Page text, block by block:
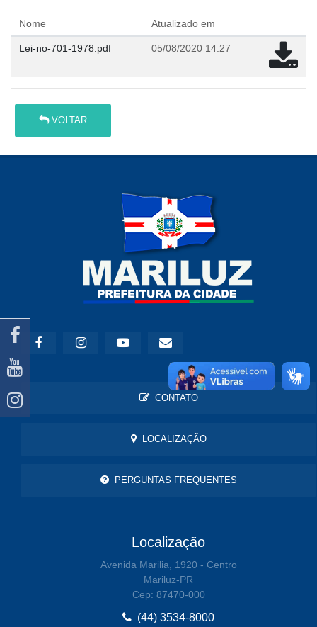
Nome Atualizado em
Lei-no-701-1978.pdf 05/08/2020 14:27
VOLTAR
CONTATO
LOCALIZAÇÃO
PERGUNTAS FREQUENTES
Localização
Avenida Marilia, 1920 - Centro
Mariluz-PR
Cep: 87470-000
(44) 3534-8000